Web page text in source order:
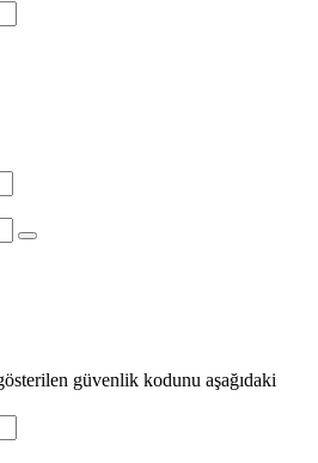
güvenlik kodunu aşağıdaki